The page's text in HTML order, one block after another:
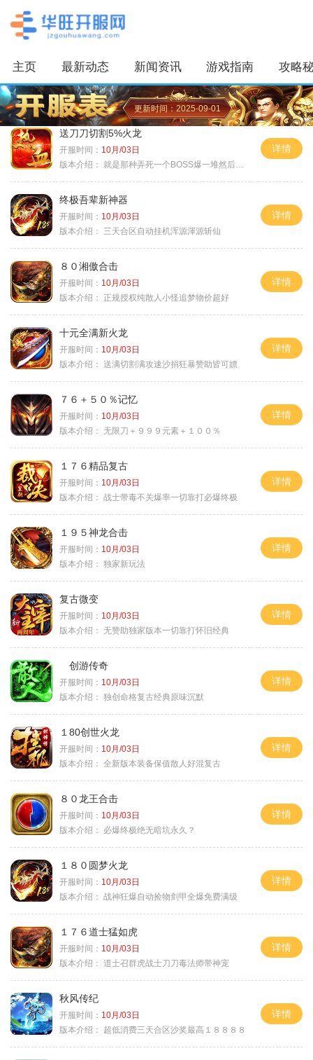
主页 最新动态 新闻资讯 游戏指南 攻略
更新时间：2025-09-01
送刀刀切割5%火龙
开服时间： 10月/03日
版本介绍： 就是那种弄死一个BOSS爆一堆然后就起飞
详情
终极吾辈新神器
开服时间： 10月/03日
版本介绍：
三天合区自动挂机浑源渾源斩仙
详情
８０湘傲合击
开服时间： 10月/03日
版本介绍：
正规授权纯散人小怪追梦物价超好
详情
十元全满新火龙
开服时间： 10月/03日
版本介绍： 送满切割满攻速沙捐狂暴赞助皆可嫖
详情
７６＋５０％记忆
开服时间： 10月/03日
版本介绍： 无限刀＋９９９元素＋１００％
详情
１７６精品复古
开服时间： 10月/03日
版本介绍： 战士带毒不关爆率一切靠打必爆终极
详情
１９５神龙合击
开服时间： 10月/03日
版本介绍： 独家新玩法
详情
复古微变
开服时间： 10月/03日
版本介绍： 无赞助独家版本一切靠打怀旧经典
详情
创游传奇
开服时间： 10月/03日
版本介绍： 独创命格复古经典原味沉默
详情
１80创世火龙
开服时间： 10月/03日
版本介绍： 全新版本装备保值散人好混复古
详情
８０龙王合击
开服时间： 10月/03日
版本介绍：
必爆终极绝无暗坑永久？
详情
１８０圆梦火龙
开服时间： 10月/03日
版本介绍： 战神狂爆自动捡物剑甲全爆免费满级
详情
１７６道士猛如虎
开服时间： 10月/03日
版本介绍： 道士召群虎战士刀刀毒法师带神宠
详情
秋风传纪
开服时间： 10月/03日
版本介绍：
超低消费三天合区沙奖最高１８８８８
详情